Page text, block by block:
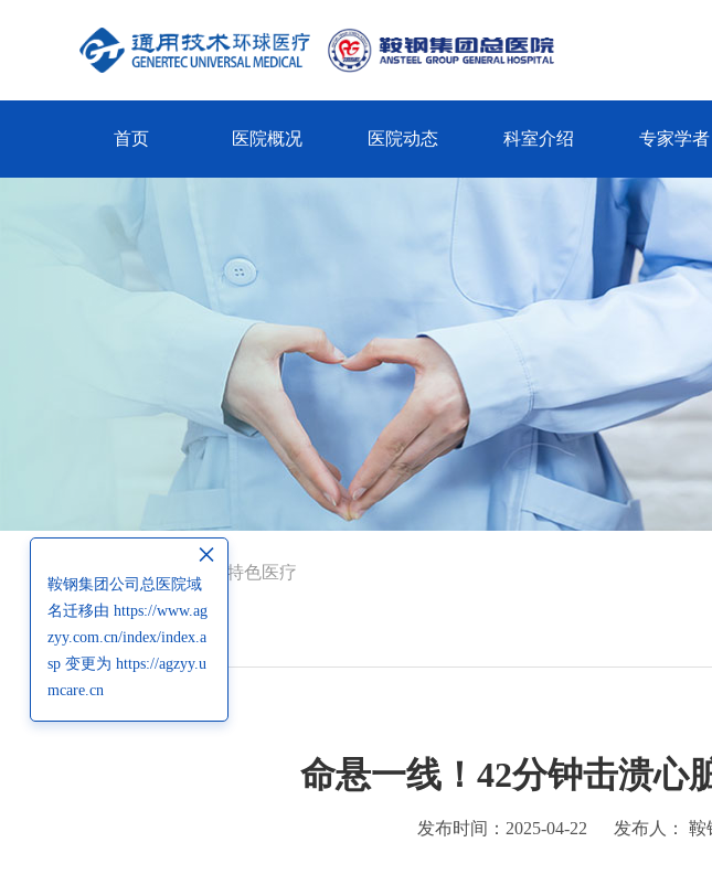
×
鞍钢集团公司总医院域
名迁移由 https://www.ag
zyy.com.cn/index/index.a
sp 变更为 https://agzyy.u
mcare.cn
首页 医院概况 医院动态 科室介绍 专家学者
当前位置： 首页 特色医疗
内容详情
命悬一线！42分钟击溃心
发布时间：2025-04-22 发布人： 鞍